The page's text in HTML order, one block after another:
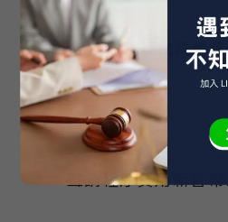
四、聲請拋棄繼
多少？
聲請程序費用新台